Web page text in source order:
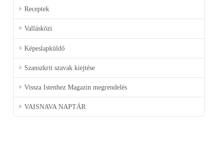
Receptek
Vallásközi
Képeslapküldő
Szanszkrit szavak kiejtése
Vissza Istenhez Magazin megrendelés
VAISNAVA NAPTÁR